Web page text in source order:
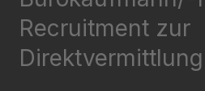
Recruitment zur
Direktvermittlung